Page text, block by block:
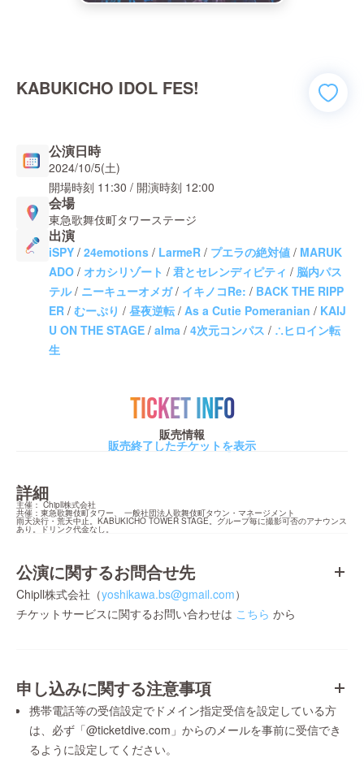
KABUKICHO IDOL FES!
公演日時
2024/10/5(土)
開場時刻 11:30 / 開演時刻 12:00
会場
東急歌舞伎町タワーステージ
出演
iSPY / 24emotions / LarmeR / プエラの絶対値 / MARUK
ADO / オカシリゾート / 君とセレンディピティ / 脳内パス
テル/ ニーキューオメガ/ イキノコRe: / BACK THE RIPP
ER / むーぷり / 昼夜逆転 / As a Cutie Pomeranian / KAIJ
U ON THE STAGE / alma / 4次元コンパス / ∴ヒロイン転
生
TICKET INFO
販売情報
販売終了したチケットを表示
詳細
主催： Chipll株式会社
共催：東急歌舞伎町タワー、 一般社団法人歌舞伎町タウン・マネージメント
雨天決行・荒天中止。KABUKICHO TOWER STAGE。グループ毎に撮影可否のアナウンス
あり。ドリンク代金なし。
公演に関するお問合せ先
Chipll株式会社（yoshikawa.bs@gmail.com）
チケットサービスに関するお問い合わせは こちら から
申し込みに関する注意事項
携帯電話等の受信設定でドメイン指定受信を設定している方
は、必ず「@ticketdive.com」からのメールを事前に受信でき
るように設定してください。